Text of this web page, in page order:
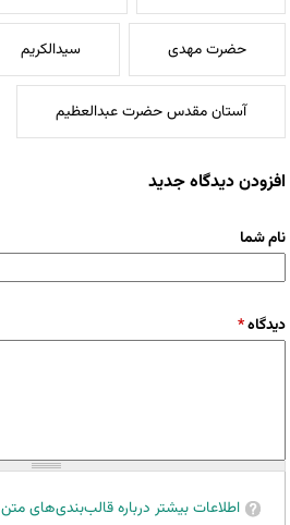
حضرت مهدی سیدالکریم
آستان مقدس حضرت عبدالعظیم
افزودن دیدگاه جدید
نام شما
دیدگاه*
اطلاعات بیشتر درباره قالب‌بندی‌های متن